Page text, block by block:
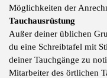
Möglichkeiten der
Tauchausrüstung
Außer deiner üblichen
du eine Schreibtafel mit
deiner Tauchgänge zu
Mitarbeiter des örtlichen